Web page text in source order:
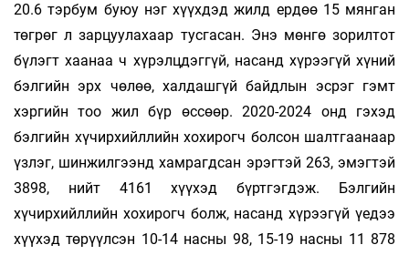
20.6 тэрбум буюу нэг хүүхдэд жилд ердөө 15 мянган
төгрөг л зарцуулахаар тусгасан. Энэ мөнгө зорилтот
бүлэгт хаанаа ч хүрэлцдэггүй, насанд хүрээгүй хүний
бэлгийн эрх чөлөө, халдашгүй байдлын эсрэг гэмт
хэргийн тоо жил бүр өссөөр. 2020-2024 онд гэхэд
бэлгийн хүчирхийллийн хохирогч болсон шалтгаанаар
үзлэг, шинжилгээнд хамрагдсан эрэгтэй 263, эмэгтэй
3898, нийт 4161 хүүхэд бүртгэгдэж. Бэлгийн
хүчирхийллийн хохирогч болж, насанд хүрээгүй үедээ
хүүхэд төрүүлсэн 10-14 насны 98, 15-19 насны 11 878